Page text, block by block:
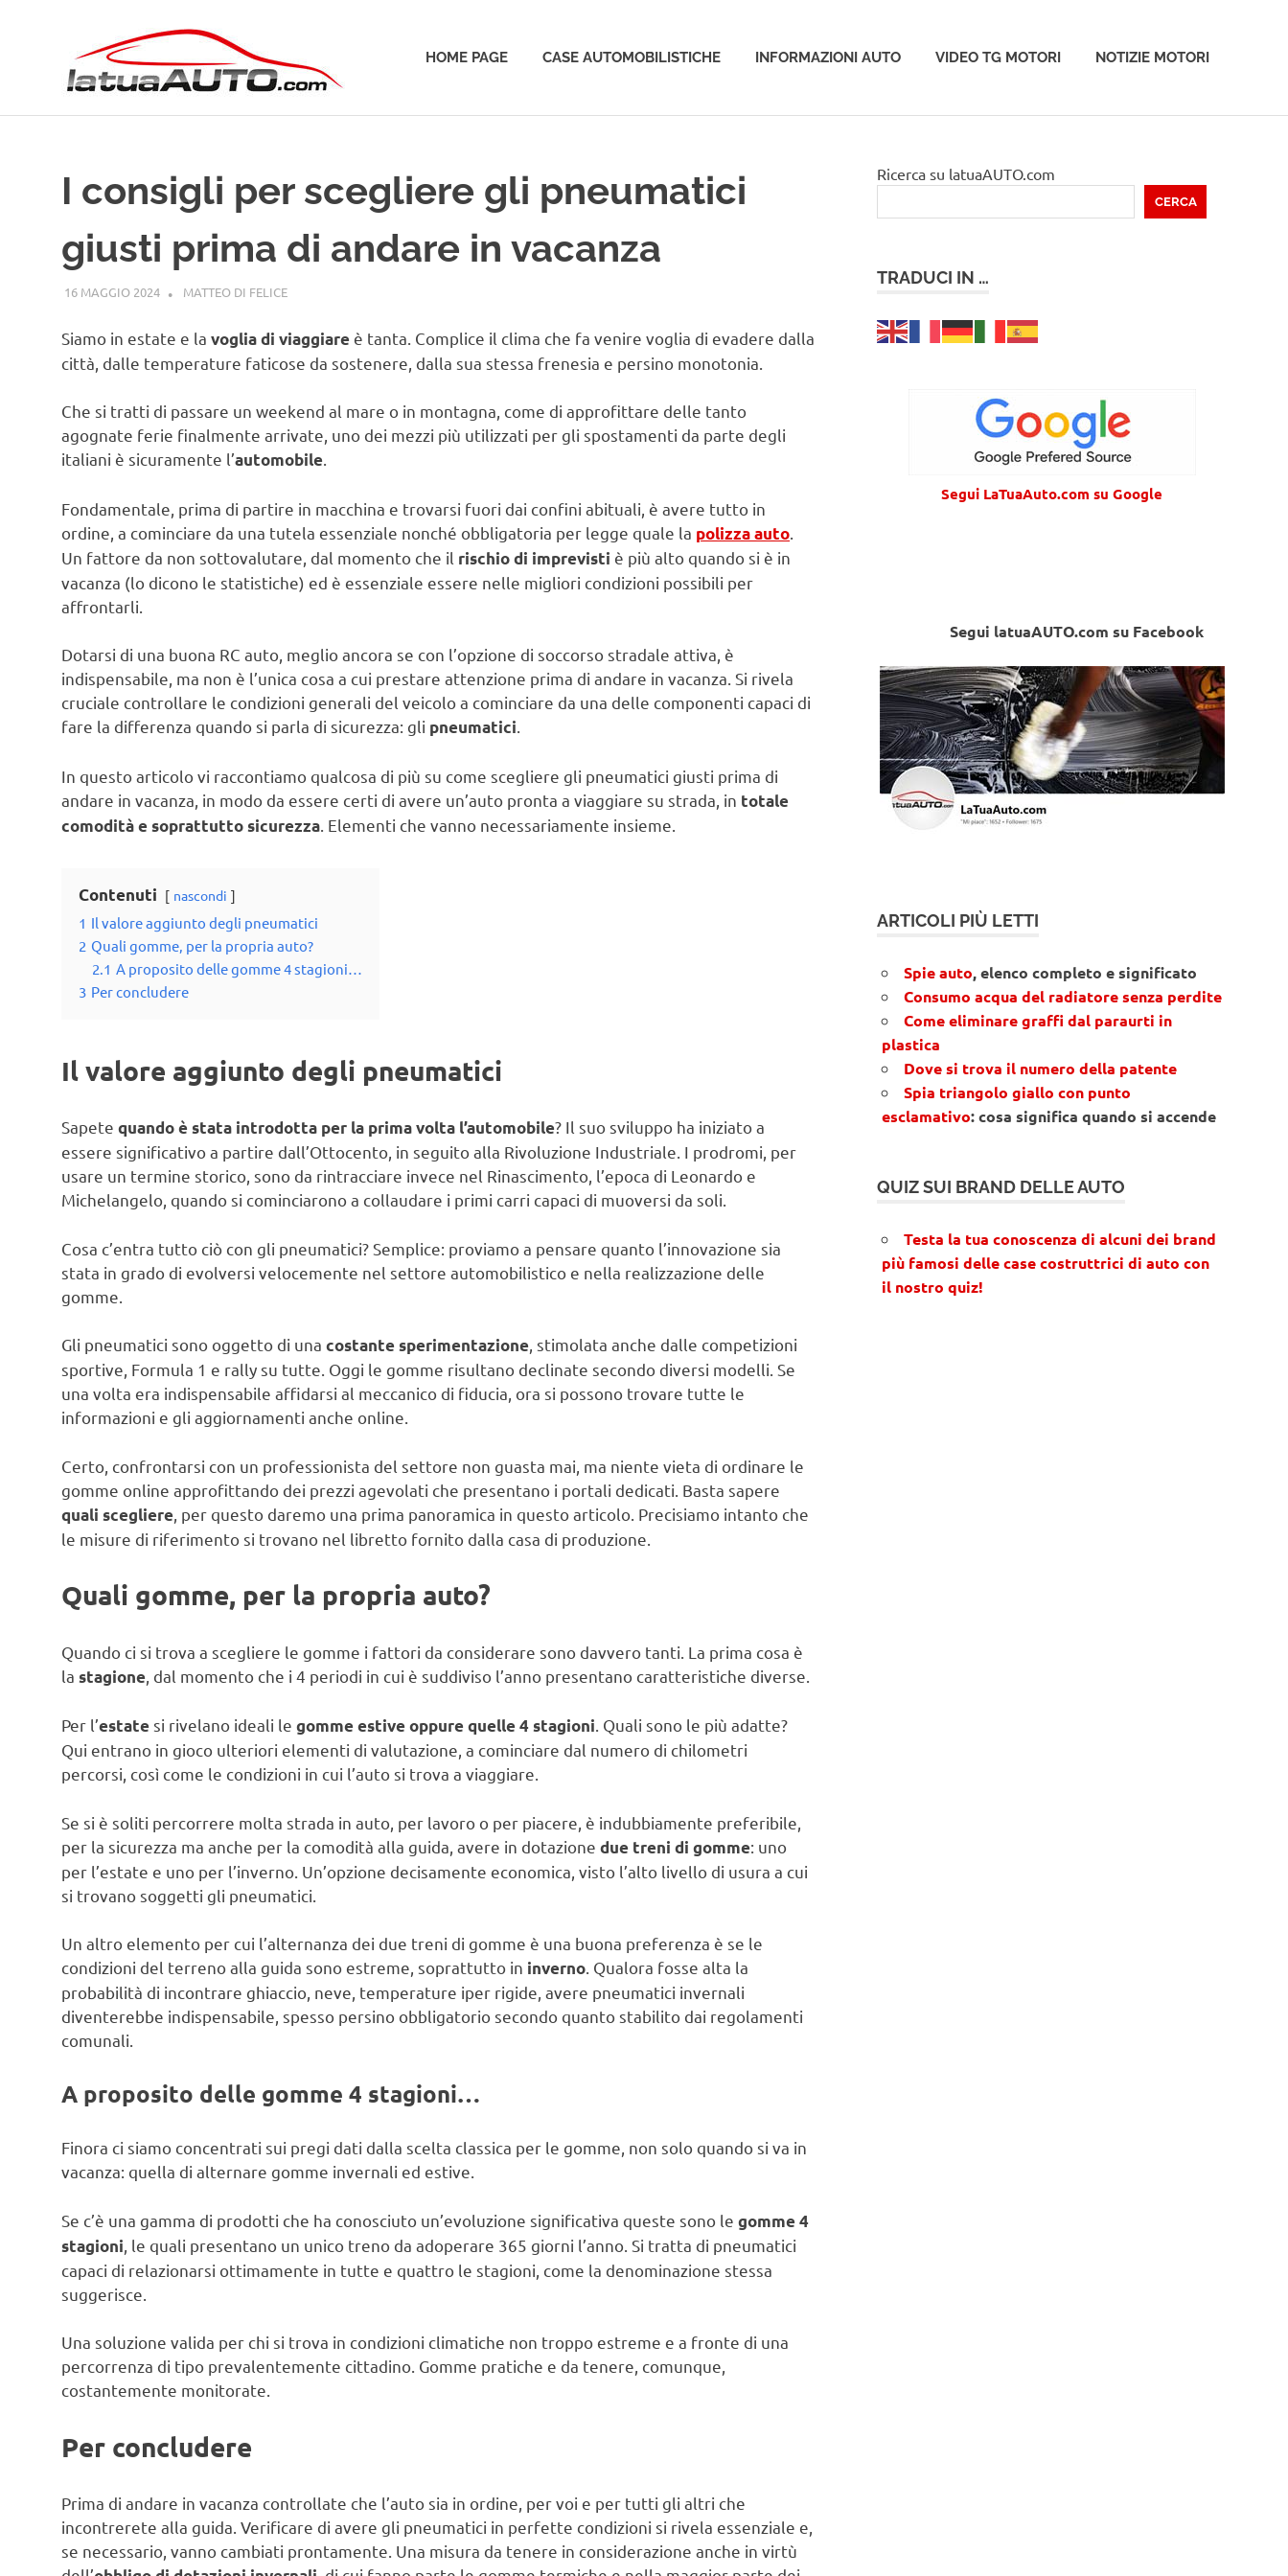
HOME PAGE CASE AUTOMOBILISTICHE INFORMAZIONI AUTO VIDEO TG MOTORI NOTIZIE MOTORI
I consigli per scegliere gli pneumatici
giusti prima di andare in vacanza
16 MAGGIO 2024 MATTEO DI FELICEGUIDE
Siamo in estate e la voglia di viaggiare è tanta. Complice il clima che fa venire voglia di evadere dalla
città, dalle temperature faticose da sostenere, dalla sua stessa frenesia e persino monotonia.
Che si tratti di passare un weekend al mare o in montagna, come di approfittare delle tanto
agognate ferie finalmente arrivate, uno dei mezzi più utilizzati per gli spostamenti da parte degli
italiani è sicuramente l’automobile.
Fondamentale, prima di partire in macchina e trovarsi fuori dai confini abituali, è avere tutto in
ordine, a cominciare da una tutela essenziale nonché obbligatoria per legge quale la polizza auto
Un fattore da non sottovalutare, dal momento che il rischio di imprevisti è più alto quando si è in
vacanza (lo dicono le statistiche) ed è essenziale essere nelle migliori condizioni possibili per
affrontarli.
Dotarsi di una buona RC auto, meglio ancora se con l’opzione di soccorso stradale attiva, è
indispensabile, ma non è l’unica cosa a cui prestare attenzione prima di andare in vacanza. Si rivela
cruciale controllare le condizioni generali del veicolo a cominciare da una delle componenti capaci di
fare la differenza quando si parla di sicurezza: gli pneumatici.
In questo articolo vi raccontiamo qualcosa di più su come scegliere gli pneumatici giusti prima di
andare in vacanza, in modo da essere certi di avere un’auto pronta a viaggiare su strada, in totale
comodità e soprattutto sicurezza . Elementi che vanno necessariamente insieme.
Contenuti nascondi
1 Il valore aggiunto degli pneumatici
2 Quali gomme, per la propria auto?
2.1 A proposito delle gomme 4 stagioni…
3 Per concludere
Il valore aggiunto degli pneumatici
Sapete quando è stata introdotta per la prima volta l’automobile? Il suo sviluppo ha iniziato a
essere significativo a partire dall’Ottocento, in seguito alla Rivoluzione Industriale. I prodromi, per
usare un termine storico, sono da rintracciare invece nel Rinascimento, l’epoca di Leonardo e
Michelangelo, quando si cominciarono a collaudare i primi carri capaci di muoversi da soli.
Cosa c’entra tutto ciò con gli pneumatici? Semplice: proviamo a pensare quanto l’innovazione sia
stata in grado di evolversi velocemente nel settore automobilistico e nella realizzazione delle
gomme.
Gli pneumatici sono oggetto di una costante sperimentazione, stimolata anche dalle competizioni
sportive, Formula 1 e rally su tutte. Oggi le gomme risultano declinate secondo diversi modelli. Se
una volta era indispensabile affidarsi al meccanico di fiducia, ora si possono trovare tutte le
informazioni e gli aggiornamenti anche online.
Certo, confrontarsi con un professionista del settore non guasta mai, ma niente vieta di ordinare le
gomme online approfittando dei prezzi agevolati che presentano i portali dedicati. Basta sapere
quali scegliere , per questo daremo una prima panoramica in questo articolo. Precisiamo intanto che
le misure di riferimento si trovano nel libretto fornito dalla casa di produzione.
Quali gomme, per la propria auto?
Quando ci si trova a scegliere le gomme i fattori da considerare sono davvero tanti. La prima cosa è
la stagione , dal momento che i 4 periodi in cui è suddiviso l’anno presentano caratteristiche diverse.
Per l’estate si rivelano ideali le gomme estive oppure quelle 4 stagioni. Quali sono le più adatte?
Qui entrano in gioco ulteriori elementi di valutazione, a cominciare dal numero di chilometri
percorsi, così come le condizioni in cui l’auto si trova a viaggiare.
Se si è soliti percorrere molta strada in auto, per lavoro o per piacere, è indubbiamente preferibile,
per la sicurezza ma anche per la comodità alla guida, avere in dotazione due treni di gomme: uno
per l’estate e uno per l’inverno. Un’opzione decisamente economica, visto l’alto livello di usura a cui
si trovano soggetti gli pneumatici.
Un altro elemento per cui l’alternanza dei due treni di gomme è una buona preferenza è se le
condizioni del terreno alla guida sono estreme, soprattutto in inverno. Qualora fosse alta la
probabilità di incontrare ghiaccio, neve, temperature iper rigide, avere pneumatici invernali
diventerebbe indispensabile, spesso persino obbligatorio secondo quanto stabilito dai regolamenti
comunali.
A proposito delle gomme 4 stagioni…
Finora ci siamo concentrati sui pregi dati dalla scelta classica per le gomme, non solo quando si va in
vacanza: quella di alternare gomme invernali ed estive.
Se c’è una gamma di prodotti che ha conosciuto un’evoluzione significativa queste sono le gomme 4
stagioni , le quali presentano un unico treno da adoperare 365 giorni l’anno. Si tratta di pneumatici
capaci di relazionarsi ottimamente in tutte e quattro le stagioni, come la denominazione stessa
suggerisce.
Una soluzione valida per chi si trova in condizioni climatiche non troppo estreme e a fronte di una
percorrenza di tipo prevalentemente cittadino. Gomme pratiche e da tenere, comunque,
costantemente monitorate.
Per concludere
Prima di andare in vacanza controllate che l’auto sia in ordine, per voi e per tutti gli altri che
incontrerete alla guida. Verificare di avere gli pneumatici in perfette condizioni si rivela essenziale e,
se necessario, vanno cambiati prontamente. Una misura da tenere in considerazione anche in virtù
Ricerca su latuaAUTO.com
CERCA
TRADUCI IN …
Segui LaTuaAuto.com su Google
Segui latuaAUTO.com su Facebook
ARTICOLI PIÙ LETTI
Spie auto, elenco completo e significato
Consumo acqua del radiatore senza perdite
Come eliminare graffi dal paraurti in
plastica
Dove si trova il numero della patente
Spia triangolo giallo con punto
esclamativo: cosa significa quando si accende
QUIZ SUI BRAND DELLE AUTO
Testa la tua conoscenza di alcuni dei brand
più famosi delle case costruttrici di auto con
il nostro quiz!